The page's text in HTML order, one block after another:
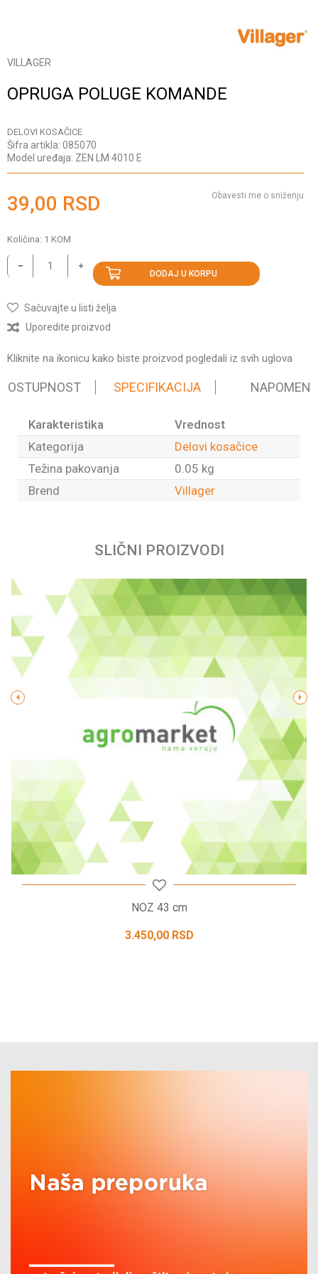
VILLAGER
OPRUGA POLUGE KOMANDE
DELOVI KOSAČICE
Šifra artikla: 085070
Model uređaja: ZEN LM 4010 E
39,00 RSD Obavesti me o sniženju
Količina: 1 KOM
DODAJ U KORPU
Sačuvajte u listi želja
Uporedite proizvod
Kliknite na ikonicu kako biste proizvod pogledali iz svih uglova
SPECIFIKACIJA NAPOMENA
Karakteristika
Vrednost
Kategorija
Delovi kosačice
Težina pakovanja
0.05 kg
Brend
Villager
Poruka
SLIČNI PROIZVODI
NOZ 43 cm
3.450,00 RSD